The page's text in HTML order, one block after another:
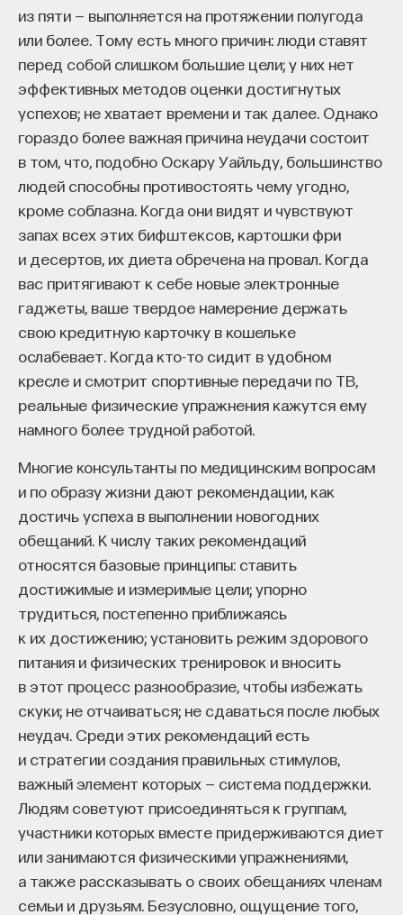
из пяти — выполняется на протяжении полугода
или более. Тому есть много причин: люди ставят
перед собой слишком большие цели; у них нет
эффективных методов оценки достигнутых
успехов; не хватает времени и так далее. Однако
гораздо более важная причина неудачи состоит
в том, что, подобно Оскару Уайльду, большинство
людей способны противостоять чему угодно,
кроме соблазна. Когда они видят и чувствуют
запах всех этих бифштексов, картошки фри
и десертов, их диета обречена на провал. Когда
вас притягивают к себе новые электронные
гаджеты, ваше твердое намерение держать
свою кредитную карточку в кошельке
ослабевает. Когда кто-то сидит в удобном
кресле и смотрит спортивные передачи по ТВ,
реальные физические упражнения кажутся ему
намного более трудной работой.
Многие консультанты по медицинским вопросам
и по образу жизни дают рекомендации, как
достичь успеха в выполнении новогодних
обещаний. К числу таких рекомендаций
относятся базовые принципы: ставить
достижимые и измеримые цели; упорно
трудиться, постепенно приближаясь
к их достижению; установить режим здорового
питания и физических тренировок и вносить
в этот процесс разнообразие, чтобы избежать
скуки; не отчаиваться; не сдаваться после любых
неудач. Среди этих рекомендаций есть
и стратегии создания правильных стимулов,
важный элемент которых — система поддержки.
Людям советуют присоединяться к группам,
участники которых вместе придерживаются диет
или занимаются физическими упражнениями,
а также рассказывать о своих обещаниях членам
семьи и друзьям. Безусловно, ощущение того,